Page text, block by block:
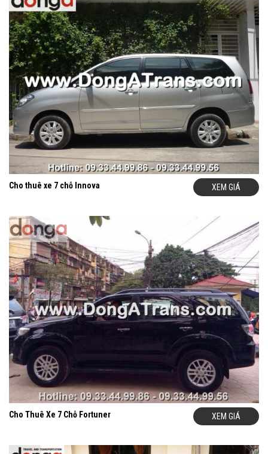
Cho thuê xe 7 chỗ Innova XEM GIÁ
Cho Thuê Xe 7 Chỗ Fortuner XEM GIÁ